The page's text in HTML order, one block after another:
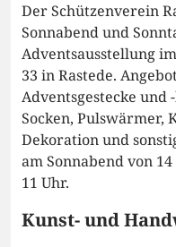
Der Schützenverein
Sonnabend und
Adventsausstellung
33 in Rastede.
Adventsgestecke und
Socken, Pulswärmer,
Dekoration und
am Sonnabend von
11 Uhr.
Kunst- und